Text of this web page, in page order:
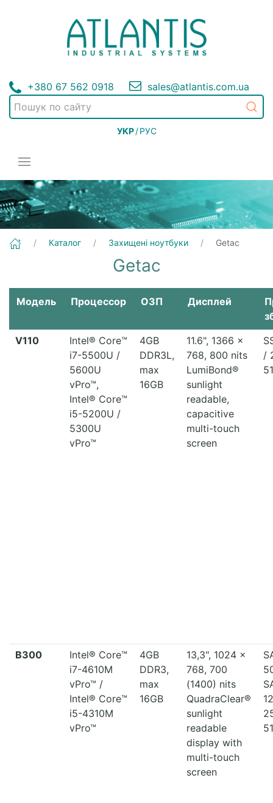
+380 67 562 0918 sales@atlantis.com.ua
УКР / РУС
Каталог Захищені ноутбуки Getac
Getac
Модель Процессор ОЗП Дисплей
V110
Intel® Core™
i7-5500U /
5600U
vPro™,
Intel® Core™
i5-5200U /
5300U
vPro™
4GB
DDR3L,
max
16GB
11.6", 1366 x
768, 800 nits
LumiBond®
sunlight
readable,
capacitive
multi-touch
screen
/
B300
Intel® Core™
i7-4610M
vPro™ /
Intel® Core™
i5-4310M
vPro™
4GB
DDR3,
max
16GB
13,3", 1024 x
768, 700
(1400) nits
QuadraClear®
sunlight
readable
display with
multi-touch
screen